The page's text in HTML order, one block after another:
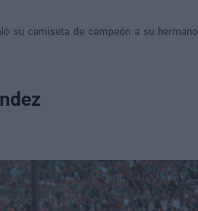
su camiseta de campeón a su hermano